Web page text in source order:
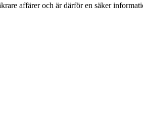
affärer och är därför en säker